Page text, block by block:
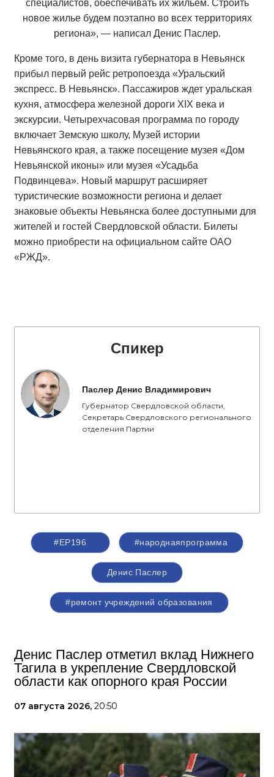
специалистов, обеспечивать их жильем. Строить
новое жилье будем поэтапно во всех территориях
региона», — написал Денис Паслер.
Кроме того, в день визита губернатора в Невьянск
прибыл первый рейс ретропоезда «Уральский
экспресс. В Невьянск». Пассажиров ждет уральская
кухня, атмосфера железной дороги XIX века и
экскурсии. Четырехчасовая программа по городу
включает Земскую школу, Музей истории
Невьянского края, а также посещение музея «Дом
Невьянской иконы» или музея «Усадьба
Подвинцева». Новый маршрут расширяет
туристические возможности региона и делает
знаковые объекты Невьянска более доступными для
жителей и гостей Свердловской области. Билеты
можно приобрести на официальном сайте ОАО
«РЖД».
Спикер
Паслер Денис Владимирович
Губернатор Свердловской области,
Секретарь Свердловского регионального
отделения Партии
#ЕР196 #народнаяпрограмма
Денис Паслер
#ремонт учреждений образования
Денис Паслер отметил вклад Нижнего
Тагила в укрепление Свердловской
области как опорного края России
07 августа 2026, 20:50